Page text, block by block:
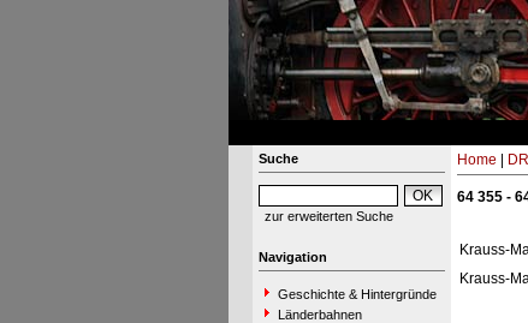
Suche
zur erweiterten Suche
Navigation
Geschichte & Hintergründe
Länderbahnen
Home
64 355 -
Krauss-
Krauss-